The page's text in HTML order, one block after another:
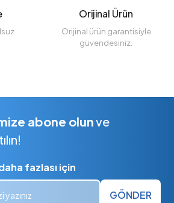
Orijinal Ürün
Orijinal ürün garantisiyle
güvendesiniz.
abone olunve
fazlası için
GÖNDER